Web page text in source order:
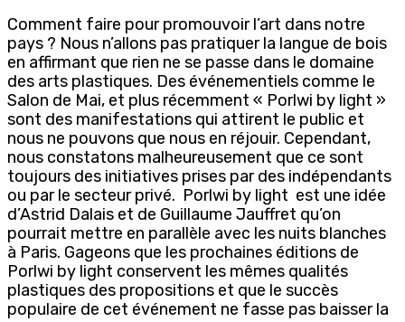
Comment faire pour promouvoir l’art dans notre
pays ? Nous n’allons pas pratiquer la langue de bois
en affirmant que rien ne se passe dans le domaine
des arts plastiques. Des événementiels comme le
Salon de Mai, et plus récemment « Porlwi by light »
sont des manifestations qui attirent le public et
nous ne pouvons que nous en réjouir. Cependant,
nous constatons malheureusement que ce sont
toujours des initiatives prises par des indépendants
ou par le secteur privé. Porlwi by light est une idée
d’Astrid Dalais et de Guillaume Jauffret qu’on
pourrait mettre en parallèle avec les nuits blanches
à Paris. Gageons que les prochaines éditions de
Porlwi by light conservent les mêmes qualités
plastiques des propositions et que le succès
populaire de cet événement ne fasse pas baisser la